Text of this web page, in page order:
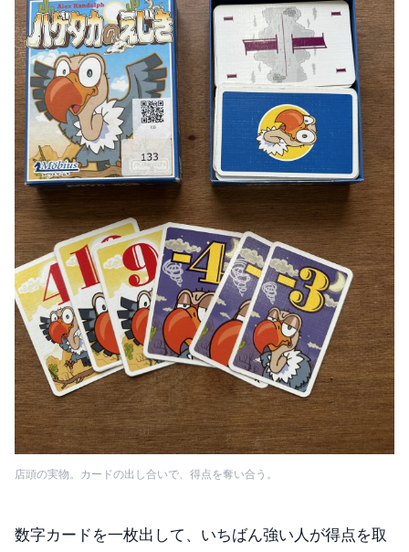
店頭の実物。カードの出し合いで、得点を奪い合う。
数字カードを一枚出して、いちばん強い人が得点を取